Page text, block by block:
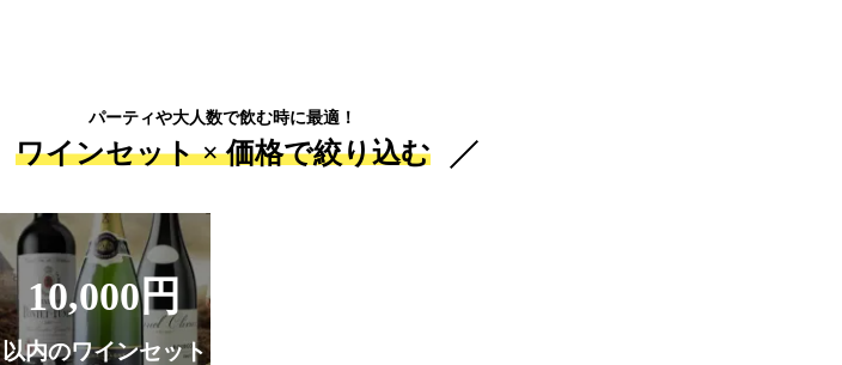
パーティや大人数で飲む時に最適！
ワインセット ×価格で絞り込む
10,000円
以内のワインセット